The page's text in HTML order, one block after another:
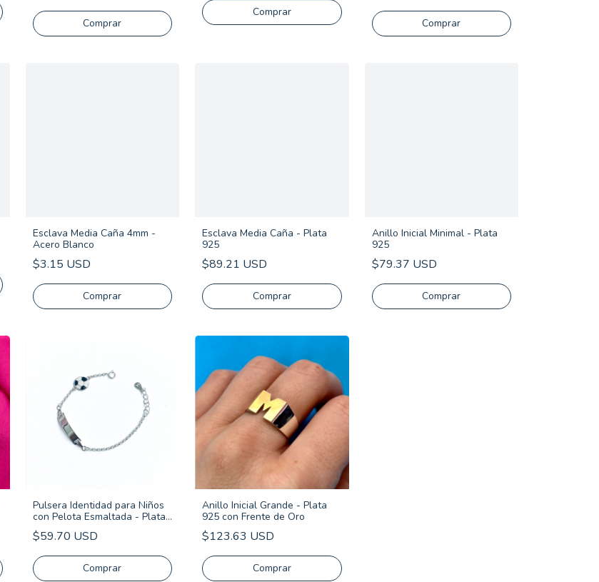
Comprar
Comprar
Comprar
Esclava Media Caña 4mm -
Acero Blanco
$3.15 USD
Comprar
Esclava Media Caña - Plata
925
$89.21 USD
Comprar
Anillo Inicial Minimal - Plata
925
$79.37 USD
Comprar
Pulsera Identidad para Niños
con Pelota Esmaltada - Plata
Italiana 925
$59.70 USD
Comprar
Anillo Inicial Grande - Plata
925 con Frente de Oro
$123.63 USD
Comprar